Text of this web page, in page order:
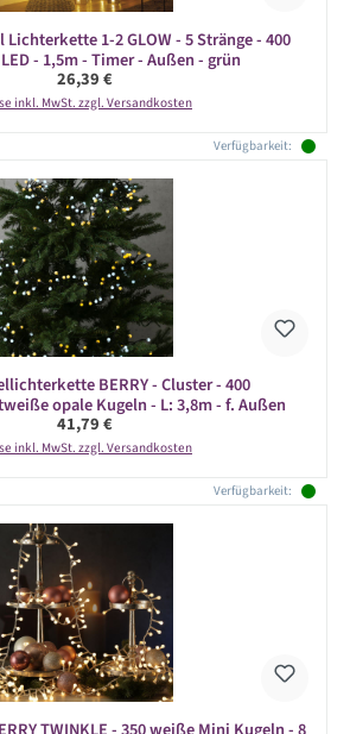
Lichterkette 1-2 GLOW - 5 Stränge - 400
- 1,5m - Timer - Außen - grün
Regulärer Preis:
26,39 €
inkl. MwSt. zzgl. Versandkosten
Verfügbarkeit:
BERRY - Cluster - 400
opale Kugeln - L: 3,8m - f. Außen
Regulärer Preis:
41,79 €
inkl. MwSt. zzgl. Versandkosten
Verfügbarkeit: